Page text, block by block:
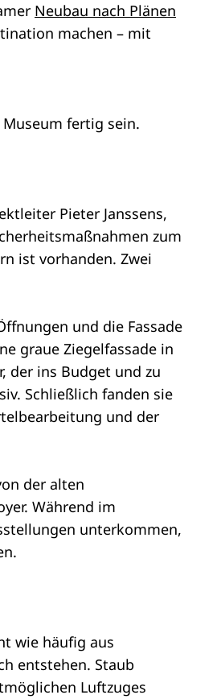
Neubau nach Plänen
machen – mit
fertig sein.
Pieter Janssens,
zum
ist vorhanden. Zwei
und die Fassade
graue Ziegelfassade in
der ins Budget und zu
Schließlich fanden sie
und der
der alten
Während im
unterkommen,
wie häufig aus
entstehen. Staub
Luftzuges